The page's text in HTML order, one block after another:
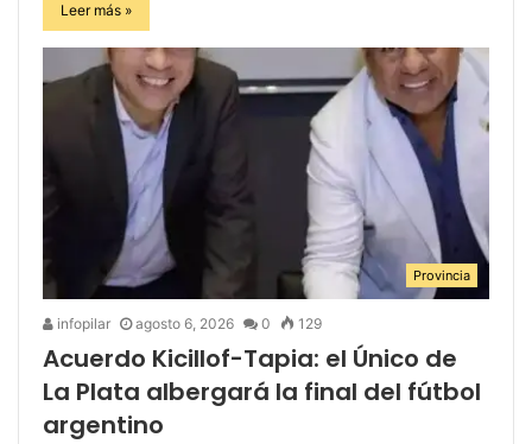
Leer más »
Provincia
infopilar agosto 6, 2026 0 129
Acuerdo Kicillof-Tapia: el Único de
La Plata albergará la final del fútbol
argentino